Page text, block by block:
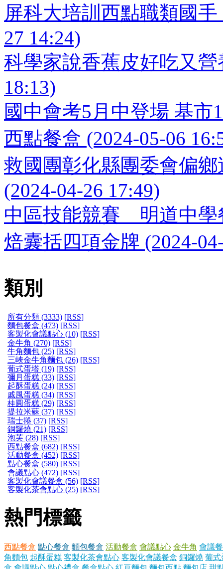
屏科大培訓西點職類國
27 14:24)
科學家說香蕉皮好吃又
18:13)
國中會考5月中登場 基
西點餐盒 (2024-05-06
救國團彰化縣團委會偏
(2024-04-26 17:49)
中區技能競賽 明道中學
焙囊括四項金牌 (2024-
類別
所有分類 (3333) [RSS]
麵包餐盒 (473) [RSS]
客製化會議點心 (10) [RSS]
金牛角 (270) [RSS]
牛角麵包 (25) [RSS]
三峽金牛角麵包 (26) [RSS]
葡式蛋塔 (19) [RSS]
彌月蛋糕 (33) [RSS]
起酥蛋糕 (24) [RSS]
戚風蛋糕 (34) [RSS]
桂圓蛋糕 (29) [RSS]
提拉米蘇 (37) [RSS]
瑞士捲 (37) [RSS]
銅鑼燒 (21) [RSS]
泡芙 (28) [RSS]
西點餐盒 (682) [RSS]
活動餐盒 (452) [RSS]
點心餐盒 (580) [RSS]
會議點心 (472) [RSS]
客製化會議餐盒 (56) [RSS]
客製化茶會點心 (25) [RSS]
熱門標籤
西點餐盒 點心餐盒 麵包餐盒 活動餐盒 會議點心 金牛角 會議
角麵包 起酥蛋糕 客製化茶會點心 客製化會議餐盒 銅鑼燒 葡式